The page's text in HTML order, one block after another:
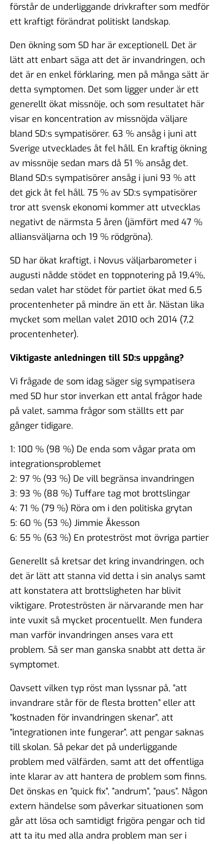
förstår de underliggande drivkrafter som medför
ett kraftigt förändrat politiskt landskap.
Den ökning som SD har är exceptionell. Det är
lätt att enbart säga att det är invandringen, och
det är en enkel förklaring, men på många sätt är
detta symptomen. Det som ligger under är ett
generellt ökat missnöje, och som resultatet här
visar en koncentration av missnöjda väljare
bland SD:s sympatisörer. 63 % ansåg i juni att
Sverige utvecklades åt fel håll. En kraftig ökning
av missnöje sedan mars då 51 % ansåg det.
Bland SD:s sympatisörer ansåg i juni 93 % att
det gick åt fel håll. 75 % av SD:s sympatisörer
tror att svensk ekonomi kommer att utvecklas
negativt de närmsta 5 åren (jämfört med 47 %
alliansväljarna och 19 % rödgröna).
SD har ökat kraftigt, i Novus väljarbarometer i
augusti nådde stödet en toppnotering på 19,4%,
sedan valet har stödet för partiet ökat med 6,5
procentenheter på mindre än ett år. Nästan lika
mycket som mellan valet 2010 och 2014 (7,2
procentenheter).
Viktigaste anledningen till SD:s uppgång?
Vi frågade de som idag säger sig sympatisera
med SD hur stor inverkan ett antal frågor hade
på valet, samma frågor som ställts ett par
gånger tidigare.
1: 100 % (98 %) De enda som vågar prata om
integrationsproblemet
2: 97 % (93 %) De vill begränsa invandringen
3: 93 % (88 %) Tuffare tag mot brottslingar
4: 71 % (79 %) Röra om i den politiska grytan
5: 60 % (53 %) Jimmie Åkesson
6: 55 % (63 %) En proteströst mot övriga partier
Generellt så kretsar det kring invandringen, och
det är lätt att stanna vid detta i sin analys samt
att konstatera att brottsligheten har blivit
viktigare. Proteströsten är närvarande men har
inte vuxit så mycket procentuellt. Men fundera
man varför invandringen anses vara ett
problem. Så ser man ganska snabbt att detta är
symptomet.
Oavsett vilken typ röst man lyssnar på, ”att
invandrare står för de flesta brotten” eller att
”kostnaden för invandringen skenar”, att
”integrationen inte fungerar”, att pengar saknas
till skolan. Så pekar det på underliggande
problem med välfärden, samt att det offentliga
inte klarar av att hantera de problem som finns.
Det önskas en ”quick fix”, ”andrum”, ”paus”. Någon
extern händelse som påverkar situationen som
går att lösa och samtidigt frigöra pengar och tid
att ta itu med alla andra problem man ser i